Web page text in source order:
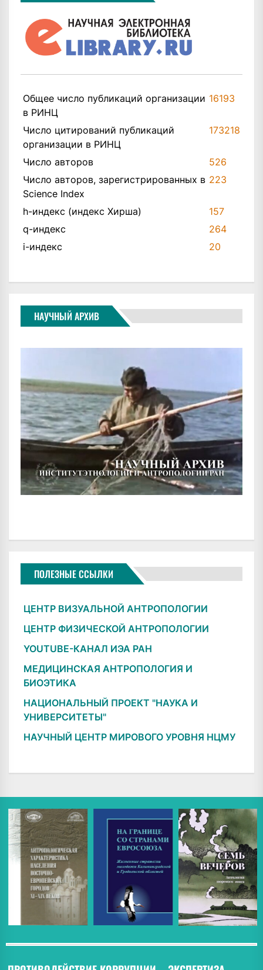
Общее число публикаций организации
в РИНЦ
16193
Число цитирований публикаций
организации в РИНЦ
173218
Число авторов
526
Число авторов, зарегистрированных в
Science Index
223
h-индекс (индекс Хирша)
157
q-индекс
264
i-индекс
20
НАУЧНЫЙ АРХИВ
ПОЛЕЗНЫЕ ССЫЛКИ
ЦЕНТР ВИЗУАЛЬНОЙ АНТРОПОЛОГИИ
ЦЕНТР ФИЗИЧЕСКОЙ АНТРОПОЛОГИИ
YOUTUBE-КАНАЛ ИЭА РАН
МЕДИЦИНСКАЯ АНТРОПОЛОГИЯ И
БИОЭТИКА
НАЦИОНАЛЬНЫЙ ПРОЕКТ "НАУКА И
УНИВЕРСИТЕТЫ"
НАУЧНЫЙ ЦЕНТР МИРОВОГО УРОВНЯ НЦМУ